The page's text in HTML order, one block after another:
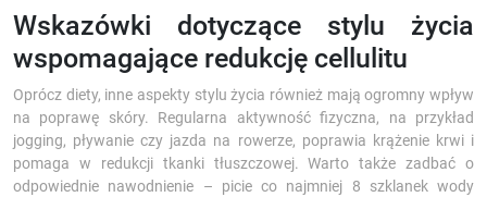
Wskazówki dotyczące stylu życia
wspomagające redukcję cellulitu
Oprócz diety, inne aspekty stylu życia również mają ogromny wpływ
na poprawę skóry. Regularna aktywność fizyczna, na przykład
jogging, pływanie czy jazda na rowerze, poprawia krążenie krwi i
pomaga w redukcji tkanki tłuszczowej. Warto także zadbać o
odpowiednie nawodnienie – picie co najmniej 8 szklanek wody